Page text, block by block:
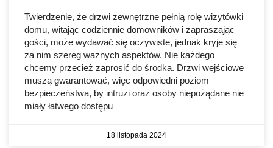
Twierdzenie, że drzwi zewnętrzne pełnią rolę wizytówki
domu, witając codziennie domowników i zapraszając
gości, może wydawać się oczywiste, jednak kryje się
za nim szereg ważnych aspektów. Nie każdego
chcemy przecież zaprosić do środka. Drzwi wejściowe
muszą gwarantować, więc odpowiedni poziom
bezpieczeństwa, by intruzi oraz osoby niepożądane nie
miały łatwego dostępu
18 listopada 2024